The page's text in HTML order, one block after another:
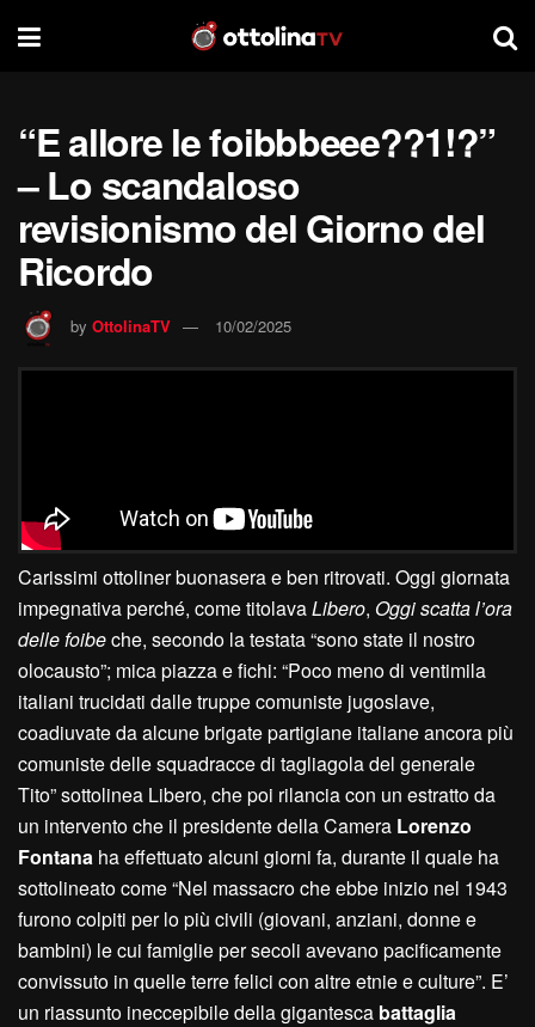
“E allore le foibbbeee??1!?”
– Lo scandaloso
revisionismo del Giorno del
Ricordo
by OttolinaTV 10/02/2025
Carissimi ottoliner buonasera e ben ritrovati. Oggi giornata
impegnativa perché, come titolavaLibero, Oggi scatta l’ora
delle foibeche, secondo la testata “sono state il nostro
olocausto”; mica piazza e fichi: “Poco meno di ventimila
italiani trucidati dalle truppe comuniste jugoslave,
coadiuvate da alcune brigate partigiane italiane ancora più
comuniste delle squadracce di tagliagola del generale
Tito” sottolinea Libero, che poi rilancia con un estratto da
un intervento che il presidente della Camera Lorenzo
Fontana ha effettuato alcuni giorni fa, durante il quale ha
sottolineato come “Nel massacro che ebbe inizio nel 1943
furono colpiti per lo più civili (giovani, anziani, donne e
bambini) le cui famiglie per secoli avevano pacificamente
convissuto in quelle terre felici con altre etnie e culture”. E’
un riassunto ineccepibile della gigantesca battaglia